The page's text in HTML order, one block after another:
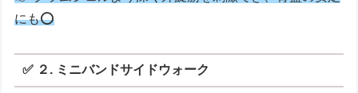
にも⭕
✅ ２. ミニバンドサイドウォーク